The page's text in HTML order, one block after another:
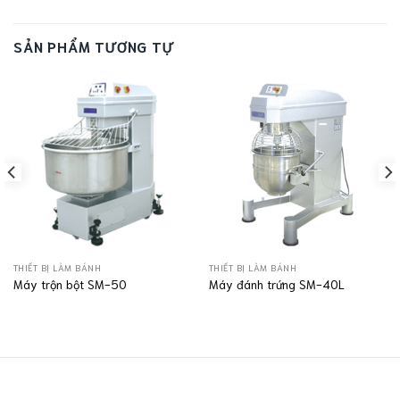
SẢN PHẨM TƯƠNG TỰ
THIẾT BỊ LÀM BÁNH
Máy trộn bột SM-50
THIẾT BỊ LÀM BÁNH
Máy đánh trứng SM-40L